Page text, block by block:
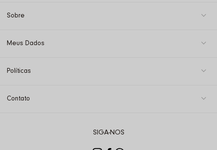
Sobre
Meus Dados
Políticas
Contato
SIGA-NOS